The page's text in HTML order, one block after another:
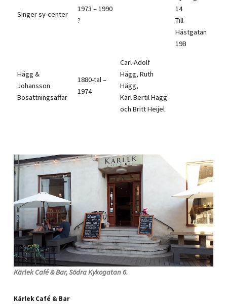
Singer sy-center
1973 – 1990
?
14
Till
Hästgatan
19B
Hägg &
Johansson
Bosättningsaffär
1880-tal –
1974
Carl-Adolf
Hägg, Ruth
Hägg,
Karl Bertil Hägg
och Britt Heijel
Kärlek Café & Bar, Södra Kykogatan 6.
Kärlek Café & Bar